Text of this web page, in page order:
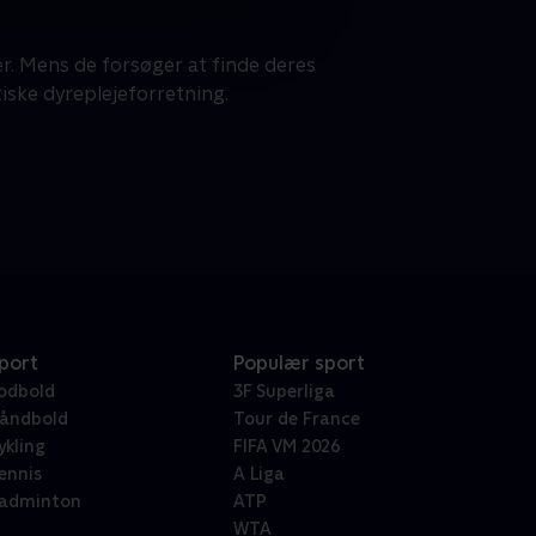
Mens de forsøger at finde deres
dyreplejeforretning.
Populær sport
3F Superliga
Tour de France
FIFA VM 2026
A Liga
ATP
WTA